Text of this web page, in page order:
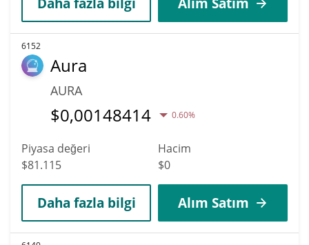
6152
Aura
AURA
$0,00148414 0.60%
Piyasa değeri
$81.115
Hacim
$0
Daha fazla bilgi Alım Satım